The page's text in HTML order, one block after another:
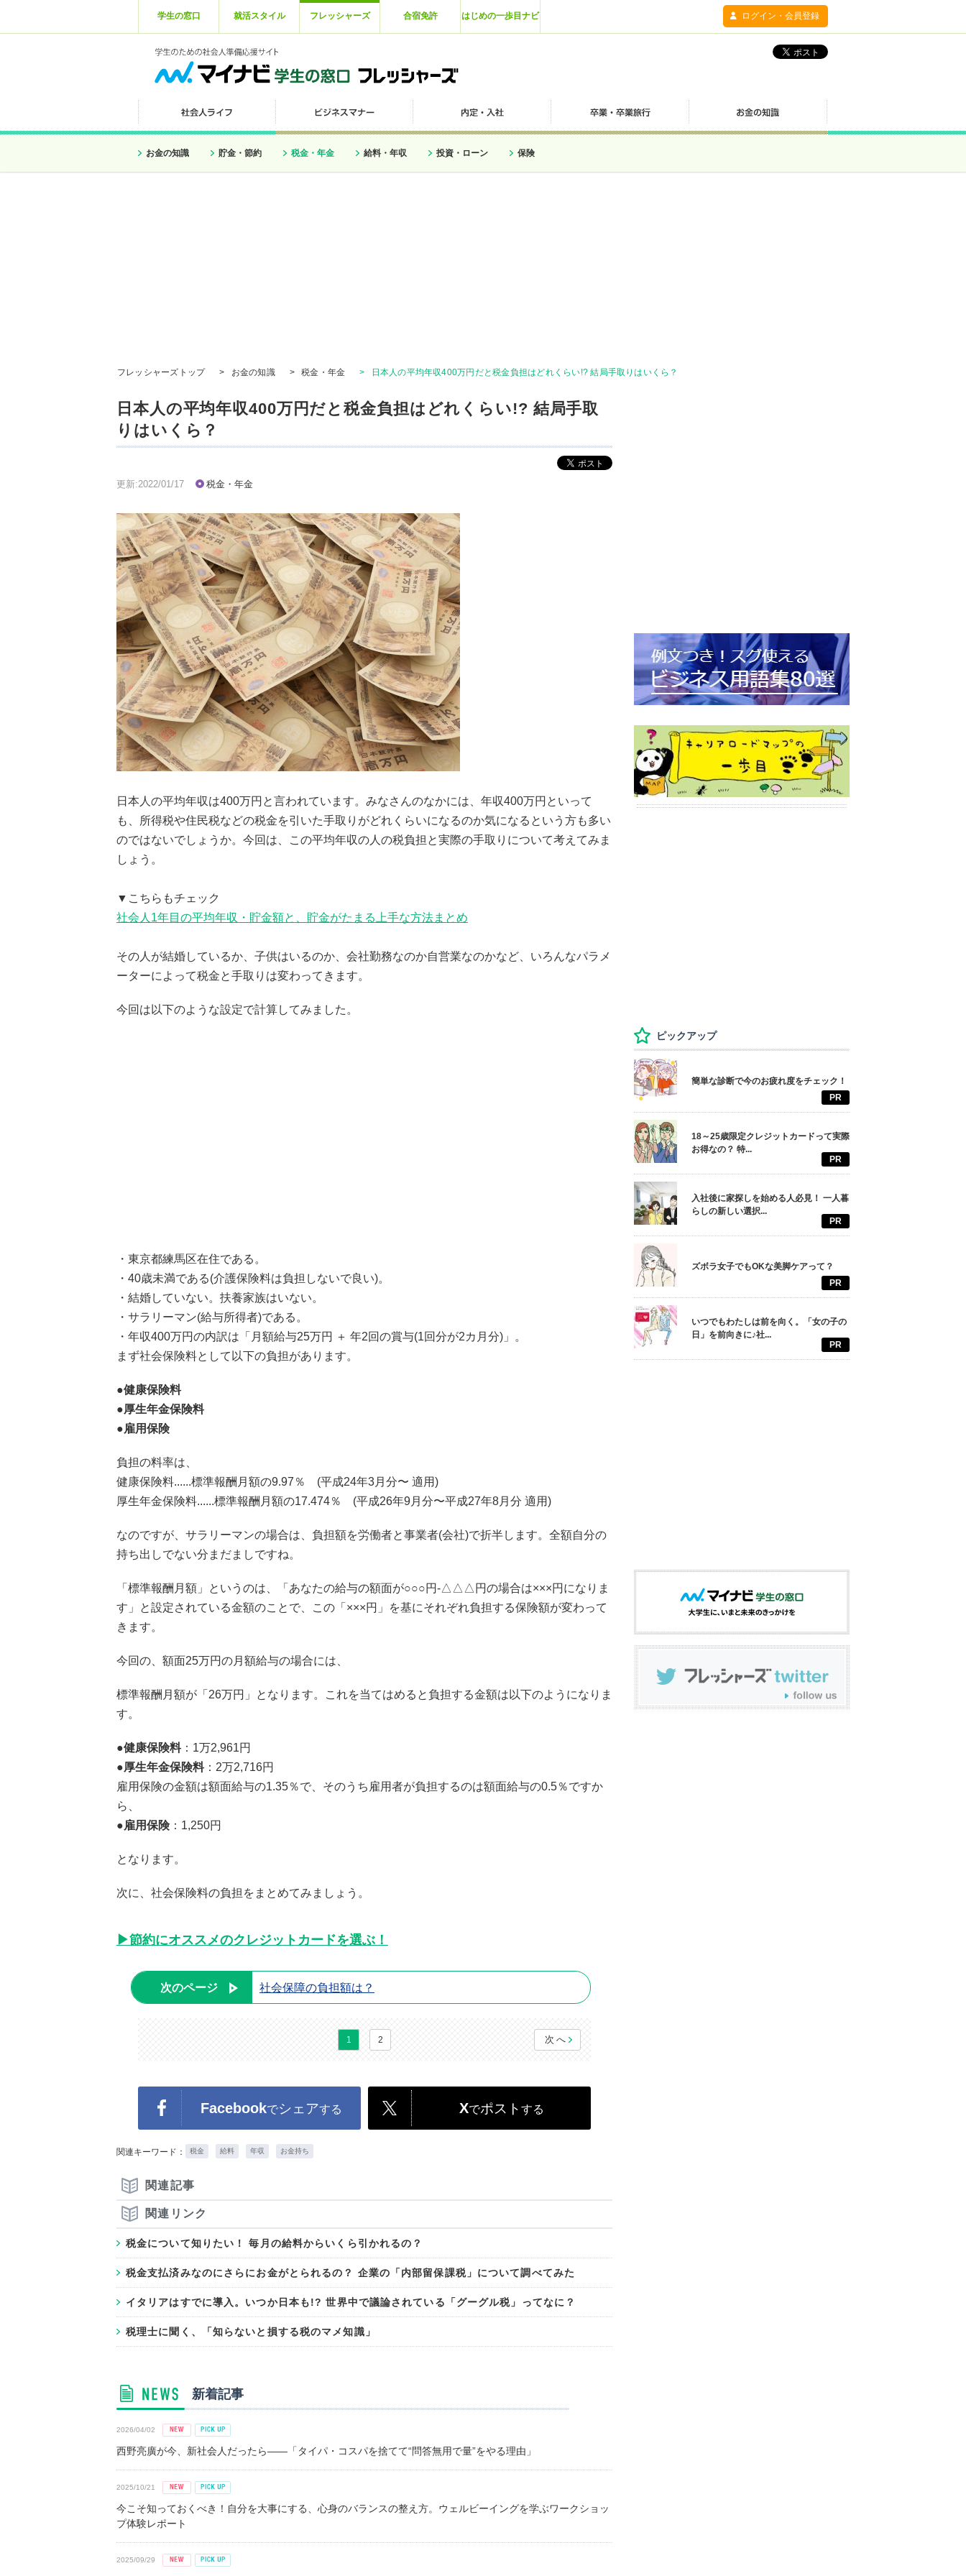
学生の窓口 就活スタイル フレッシャーズ 合宿免許 はじめの一歩目ナビ ログイン・会員登録
お金の知識 貯金・節約 税金・年金 給料・年収 投資・ローン 保険
フレッシャーズトップ > お金の知識 > 税金・年金 > 日本人の平均年収400万円だと税金負担はどれくらい!? 結局手取りはいくら？
日本人の平均年収400万円だと税金負担はどれくらい!? 結局手取
りはいくら？
更新:2022/01/17 税金・年金
日本人の平均年収は400万円と言われています。みなさんのなかには、年収400万円といって
も、所得税や住民税などの税金を引いた手取りがどれくらいになるのか気になるという方も多い
のではないでしょうか。今回は、この平均年収の人の税負担と実際の手取りについて考えてみま
しょう。
▼こちらもチェック
社会人1年目の平均年収・貯金額と、貯金がたまる上手な方法まとめ
その人が結婚しているか、子供はいるのか、会社勤務なのか自営業なのかなど、いろんなパラメ
ーターによって税金と手取りは変わってきます。
今回は以下のような設定で計算してみました。
・東京都練馬区在住である。
・40歳未満である(介護保険料は負担しないで良い)。
・結婚していない。扶養家族はいない。
・サラリーマン(給与所得者)である。
・年収400万円の内訳は「月額給与25万円 ＋ 年2回の賞与(1回分が2カ月分)」。
まず社会保険料として以下の負担があります。
●健康保険料
●厚生年金保険料
●雇用保険
負担の料率は、
健康保険料......標準報酬月額の9.97％ (平成24年3月分〜 適用)
厚生年金保険料......標準報酬月額の17.474％ (平成26年9月分〜平成27年8月分 適用)
なのですが、サラリーマンの場合は、負担額を労働者と事業者(会社)で折半します。全額自分の
持ち出しでない分まだましですね。
「標準報酬月額」というのは、「あなたの給与の額面が○○○円-△△△円の場合は×××円になりま
す」と設定されている金額のことで、この「×××円」を基にそれぞれ負担する保険額が変わって
きます。
今回の、額面25万円の月額給与の場合には、
標準報酬月額が「26万円」となります。これを当てはめると負担する金額は以下のようになりま
す。
●健康保険料：1万2,961円
●厚生年金保険料：2万2,716円
雇用保険の金額は額面給与の1.35％で、そのうち雇用者が負担するのは額面給与の0.5％ですか
ら、
●雇用保険：1,250円
となります。
次に、社会保険料の負担をまとめてみましょう。
▶節約にオススメのクレジットカードを選ぶ！
次のページ 社会保障の負担額は？
1 2 次へ
Facebookでシェアする Xでポスト する
関連キーワード： 税金 給料 年収 お金持ち
関連記事
関連リンク
税金について知りたい！ 毎月の給料からいくら引かれるの？
税金支払済みなのにさらにお金がとられるの？ 企業の「内部留保課税」について調べてみた
イタリアはすでに導入。いつか日本も!? 世界中で議論されている「グーグル税」ってなに？
税理士に聞く、「知らないと損する税のマメ知識」
新着記事
2026/04/02
西野亮廣が今、新社会人だったら――「タイパ・コスパを捨てて“問答無用で量”をやる理由」
2025/10/21
今こそ知っておくべき！自分を大事にする、心身のバランスの整え方。ウェルビーイングを学ぶワークショッ
プ体験レポート
2025/09/29
ピックアップ
簡単な診断で今のお疲れ度をチェック！
PR
18～25歳限定クレジットカードって実際
お得なの？ 特...
PR
入社後に家探しを始める人必見！ 一人暮
らしの新しい選択...
PR
ズボラ女子でもOKな美脚ケアって？
PR
いつでもわたしは前を向く。「女の子の
日」を前向きに♪社...
PR